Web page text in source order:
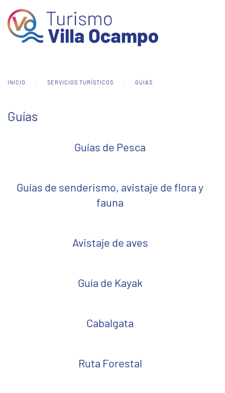
Skip to main content
INICIO SERVICIOS TURÍSTICOS GUÍAS
Guías
Guías de Pesca
Guías de senderismo, avistaje de flora y
fauna
Avistaje de aves
Guía de Kayak
Cabalgata
Ruta Forestal